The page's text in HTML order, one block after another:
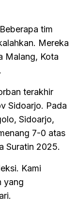
tim
Mereka
Malang, Kota
terakhir
Sidoarjo. Pada
Sidoarjo,
7-0 atas
Suratin 2025.
Kami
yang